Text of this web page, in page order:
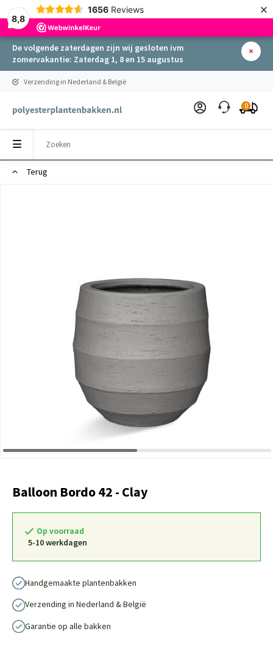
8,8
1656 Reviews ×
De volgende zaterdagen zijn wij gesloten ivm
zomervakantie: Zaterdag 1, 8 en 15 augustus
Verzending in Nederland & België
0
Terug
Balloon Bordo 42 - Clay
Op voorraad
5-10 werkdagen
Handgemaakte plantenbakken
Verzending in Nederland & België
Garantie op alle bakken